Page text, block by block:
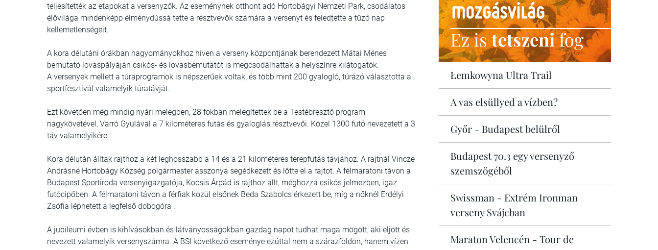
teljesítették az etapokat a versenyzők. Az eseménynek otthont adó Hortobágyi Nemzeti Park, csodálatos
élővilága mindenképp élménydússá tette a résztvevők számára a versenyt és feledtette a tűző nap
kellemetlenségeit.
A kora délutáni órákban hagyományokhoz híven a verseny központjának berendezett Mátai Ménes
bemutató lovaspályáján csikós- és lovasbemutatót is megcsodálhattak a helyszínre kilátogatók.
A versenyek mellett a túraprogramok is népszerűek voltak, és több mint 200 gyalogló, túrázó választotta a
sportfesztivál valamelyik túratávját.
Ezt követően még mindig nyári melegben, 28 fokban melegítettek be a Testébresztő program
nagykövetével, Varró Gyulával a 7 kilométeres futás és gyaloglás résztvevői. Közel 1300 futó nevezetett a 3
táv valamelyikére.
Kora délután álltak rajthoz a két leghosszabb a 14 és a 21 kilométeres terepfutás távjához. A rajtnál Vincze
Andrásné Hortobágy Község polgármester asszonya segédkezett és lőtte el a rajtot. A félmaratoni távon a
Budapest Sportiroda versenyigazgatója, Kocsis Árpád is rajthoz állt, méghozzá csikós jelmezben, igaz
futócipőben. A félmaratoni távon a férfiak közül elsőnek Beda Szabolcs érkezett be, míg a nőknél Erdélyi
Zsófia léphetett a legfelső dobogóra .
A jubileumi évben is kihívásokban és látványosságokban gazdag napot tudhat maga mögött, aki eljött és
nevezett valamelyik versenyszámra. A BSI következő eseménye ezúttal nem a szárazföldön, hanem vízen
Ez istetszenifog
Łemkowyna Ultra Trail
A vas elsüllyed a vízben?
Győr - Budapest belülről
Budapest 70.3 egy versenyző
szemszögéből
Swissman - Extrém Ironman
verseny Svájcban
Maraton Velencén - Tour de